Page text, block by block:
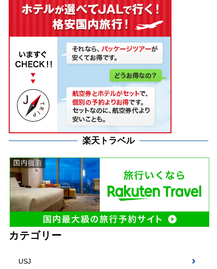
楽天トラベル
カテゴリー
USJ